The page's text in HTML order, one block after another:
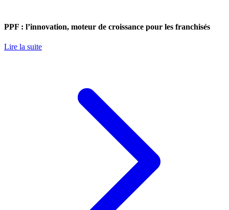
PPF : l’innovation, moteur de croissance pour les franchisés
Lire la suite